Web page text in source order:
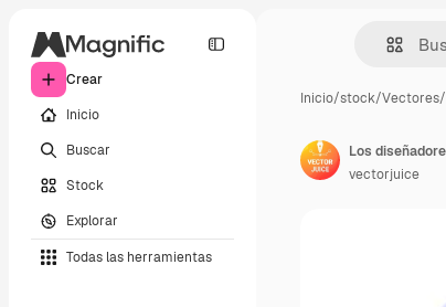
Crear
Inicio
Buscar
Stock
Explorar
Todas las herramientas
Inicio/stock/Vectores/
vectorjuice